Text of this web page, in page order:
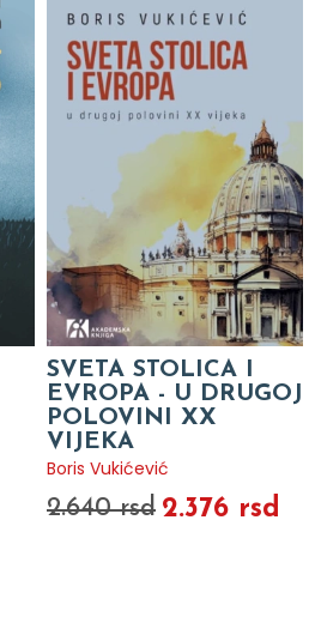
SVETA STOLICA I
EVROPA - U DRUGOJ
POLOVINI XX
VIJEKA
Boris Vukićević
2.640 rsd 2.376 rsd